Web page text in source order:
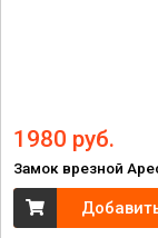
1980 руб.
Замок врезной